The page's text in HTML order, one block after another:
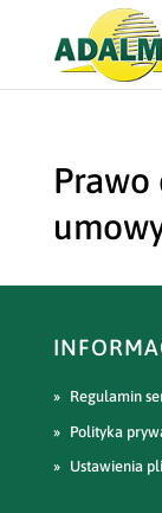
Regulamin
Polityka
Ustawienia